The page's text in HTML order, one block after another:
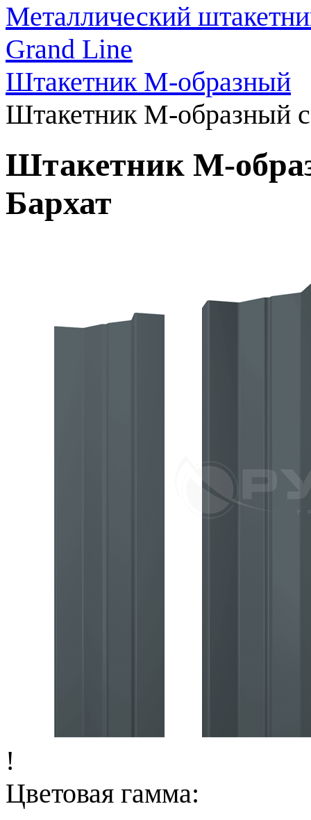
Металлический
Grand Line
Штакетник М-образный
Штакетник М-образный
Штакетник М-
Бархат
!
Цветовая гамма: